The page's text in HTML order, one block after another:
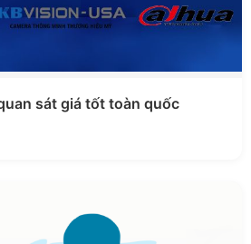
sát giá tốt toàn quốc